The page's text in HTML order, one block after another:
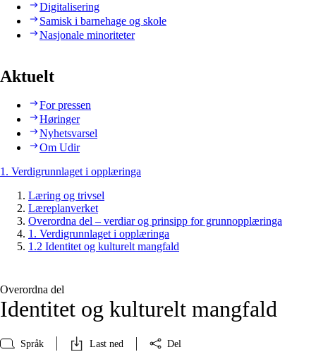
Digitalisering
Samisk i barnehage og skole
Nasjonale minoriteter
Aktuelt
For pressen
Høringer
Nyhetsvarsel
Om Udir
1. Verdigrunnlaget i opplæringa
Læring og trivsel
Læreplanverket
Overordna del – verdiar og prinsipp for grunnopplæringa
1. Verdigrunnlaget i opplæringa
1.2 Identitet og kulturelt mangfald
Overordna del
Identitet og kulturelt mangfald
Språk Last ned Del